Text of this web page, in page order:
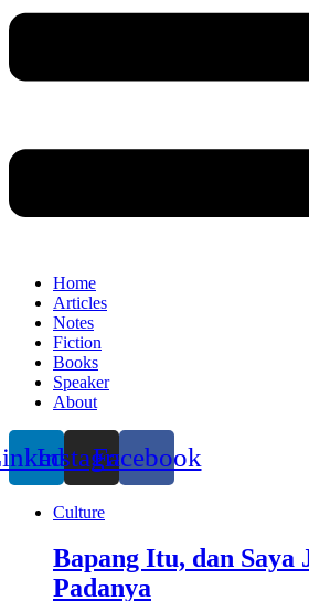
Home
Articles
Notes
Fiction
Books
Speaker
About
InstagramFacebook
Culture
Bapang Itu, dan Saya
Padanya